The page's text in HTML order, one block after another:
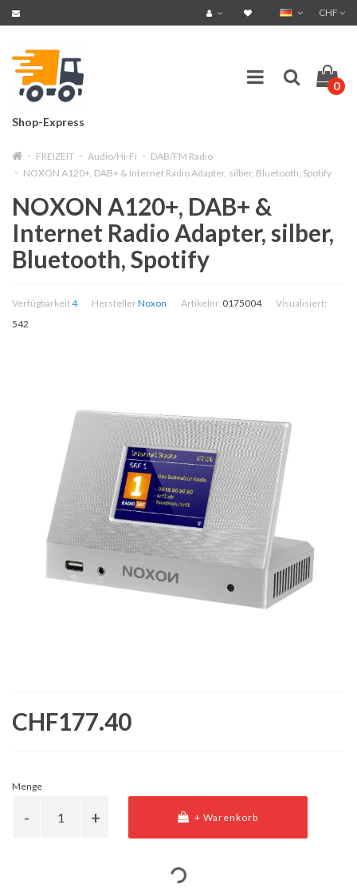
CHF
Shop-Express
0
FREIZEIT Audio/Hi-Fi
DAB/FM Radio
NOXON A120+, DAB+ & Internet Radio Adapter, silber, Bluetooth, Spotify
NOXON A120+, DAB+ &
Internet Radio Adapter, silber,
Bluetooth, Spotify
Verfügbarkeit4 HerstellerNoxon Artikelnr. 0175004
Visualisiert:
542
CHF177.40
Menge
+ Warenkorb